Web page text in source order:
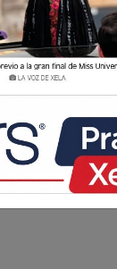
de un padre
aplastados por
(PNC) confirmó
cuerpos de un
aplastados por
toneladas,